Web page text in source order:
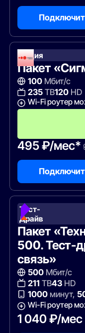
Акция
Пакет
100Мбит/с
235ТВ120HD
Wi-Fi роутер
495 ₽/мес*
Тест-
Драйв
Пакет
500. Тест-
связь»
500Мбит/с
211 ТВ43HD
1000минут,
Wi-Fi роутер
1 040 ₽/мес